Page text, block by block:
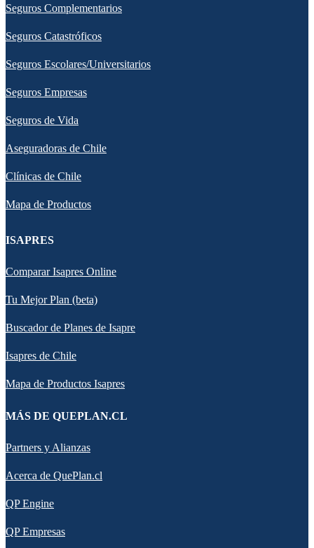
Seguros Complementarios
Seguros Catastróficos
Seguros Escolares/Universitarios
Seguros Empresas
Seguros de Vida
Aseguradoras de Chile
Clínicas de Chile
Mapa de Productos
ISAPRES
Comparar Isapres Online
Tu Mejor Plan (beta)
Buscador de Planes de Isapre
Isapres de Chile
Mapa de Productos Isapres
MÁS DE QUEPLAN.CL
Partners y Alianzas
Acerca de QuePlan.cl
QP Engine
QP Empresas